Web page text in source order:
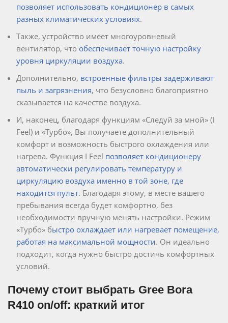
позволяет использовать кондиционер в самых
разных климатических условиях.
Также, устройство имеет многоуровневый
вентилятор, что обеспечивает точную настройку
уровня циркуляции воздуха.
Дополнительно, встроенные фильтры задерживают
пыль и загрязнения, что безусловно благоприятно
сказывается на качестве воздуха.
И, наконец, благодаря функциям «Следуй за мной» (I
Feel) и «Турбо», Вы получаете дополнительный
комфорт и возможность быстрого охлаждения или
нагрева. Функция I Feel позволяет кондиционеру
автоматически регулировать температуру и
циркуляцию воздуха именно в той зоне, где
находится пульт. Благодаря этому, в месте вашего
пребывания всегда будет комфортно, без
необходимости вручную менять настройки. Режим
«Турбо» быстро охлаждает или нагревает помещение,
работая на максимальной мощности. Он идеально
подходит, когда нужно быстро достичь комфортных
условий.
Почему стоит выбрать Gree Bora
R410 on/off: краткий итог